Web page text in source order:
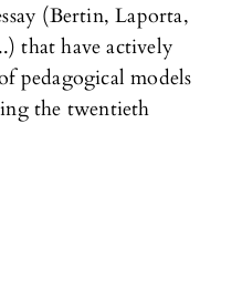
(Bertin, Laporta,
that have actively
pedagogical models
the twentieth